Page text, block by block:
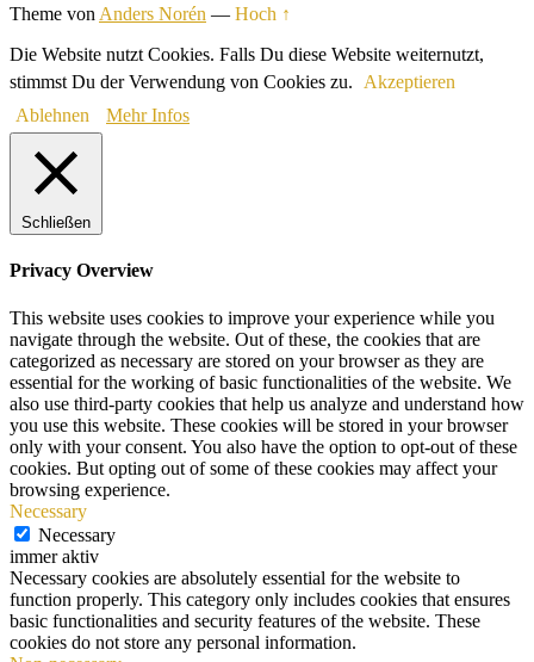
Theme von Anders Norén — Hoch ↑
Die Website nutzt Cookies. Falls Du diese Website weiternutzt,
stimmst Du der Verwendung von Cookies zu.
Akzeptieren
Ablehnen
Mehr Infos
Schließen
Privacy Overview
This website uses cookies to improve your experience while you
navigate through the website. Out of these, the cookies that are
categorized as necessary are stored on your browser as they are
essential for the working of basic functionalities of the website. We
also use third-party cookies that help us analyze and understand how
you use this website. These cookies will be stored in your browser
only with your consent. You also have the option to opt-out of these
cookies. But opting out of some of these cookies may affect your
browsing experience.
Necessary
Necessary
immer aktiv
Necessary cookies are absolutely essential for the website to
function properly. This category only includes cookies that ensures
basic functionalities and security features of the website. These
cookies do not store any personal information.